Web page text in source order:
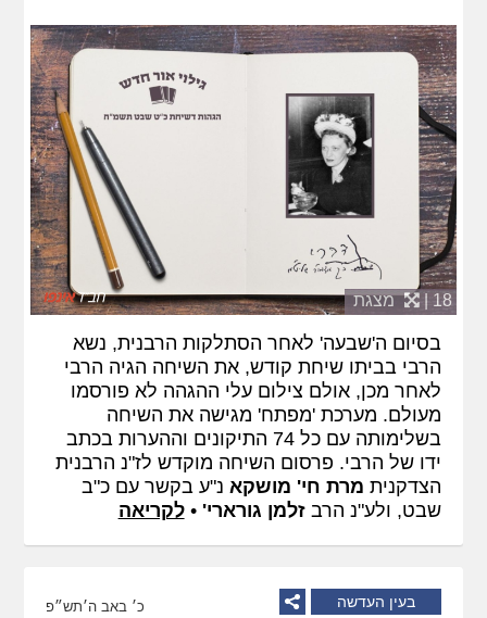
18 | מצגת
בסיום ה'שבעה' לאחר הסתלקות הרבנית, נשא
הרבי בביתו שיחת קודש, את השיחה הגיה הרבי
לאחר מכן, אולם צילום עלי ההגהה לא פורסמו
מעולם. מערכת 'מפתח' מגישה את השיחה
בשלימותה עם כל 74 התיקונים וההערות בכתב
ידו של הרבי. פרסום השיחה מוקדש לז"נ הרבנית
הצדקנית מרת חי' מושקא נ"ע בקשר עם כ"ב
שבט, ולע"נ הרבזלמן גורארי'•לקריאה
בעין העדשה כ׳ באב ה׳תש״פ